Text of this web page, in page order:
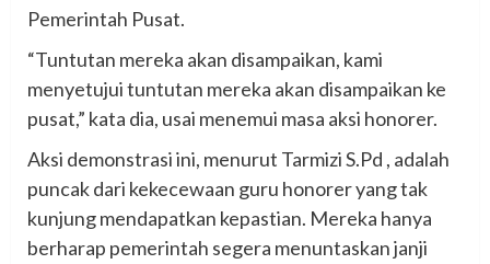
Pemerintah Pusat.
“Tuntutan mereka akan disampaikan, kami
menyetujui tuntutan mereka akan disampaikan ke
pusat,” kata dia, usai menemui masa aksi honorer.
Aksi demonstrasi ini, menurut Tarmizi S.Pd , adalah
puncak dari kekecewaan guru honorer yang tak
kunjung mendapatkan kepastian. Mereka hanya
berharap pemerintah segera menuntaskan janji